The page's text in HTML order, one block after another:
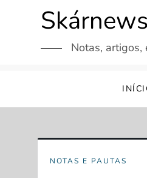
Skárnews
Notas, artigos,
NOTAS E PAUTAS